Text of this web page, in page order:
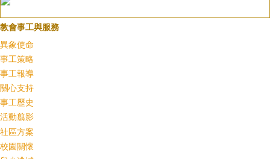
教會事工與服務
異象使命
事工策略
事工報導
關心支持
事工歷史
活動翦影
社區方案
校園關懷